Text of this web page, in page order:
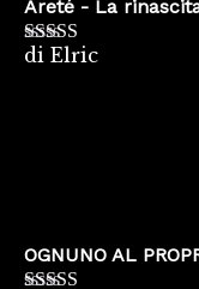
Areté - La
Valutato5
di Elric
OGNUNO AL